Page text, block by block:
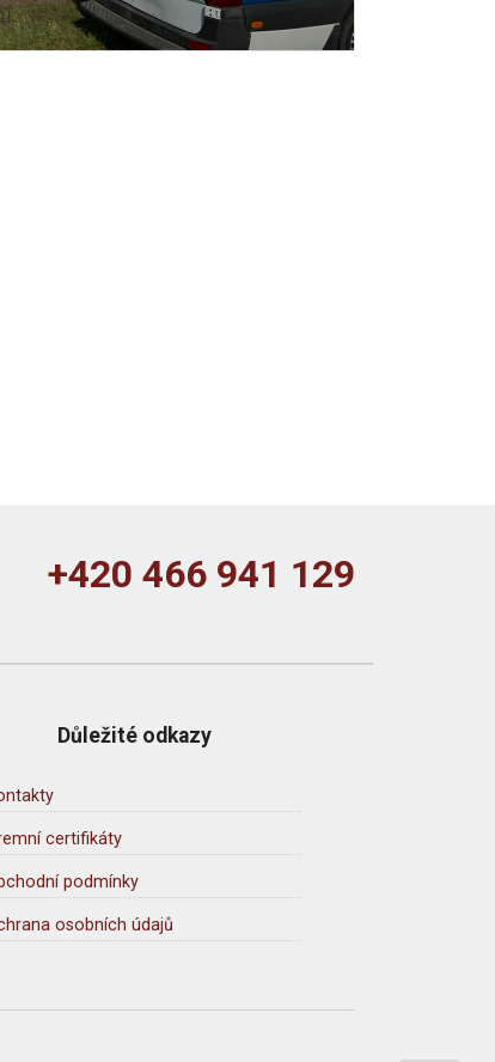
+420 466 941 129
Důležité odkazy
certifikáty
podmínky
osobních údajů